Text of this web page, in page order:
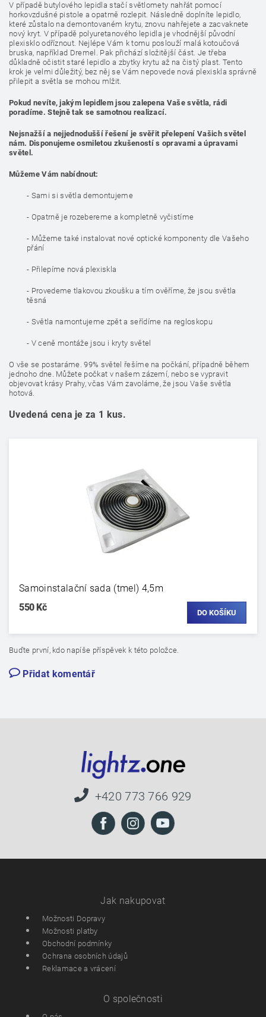
V případě butylového lepidla stačí světlomety nahřát pomocí
horkovzdušné pistole a opatrně rozlepit. Následně doplníte lepidlo,
které zůstalo na demontovaném krytu, znovu nahřejete a zacvaknete
nový kryt. V případě polyuretanového lepidla je vhodnější původní
plexisklo odříznout. Nejlépe Vám k tomu poslouží malá kotoučová
bruska, například Dremel. Pak přichází složitější část. Je třeba
důkladně očistit staré lepidlo a zbytky krytu až na čistý plast. Tento
krok je velmi důležitý, bez něj se Vám nepovede nová plexiskla správně
přilepit a světla se mohou mlžit.
Pokud nevíte, jakým lepidlem jsou zalepena Vaše světla, rádi
poradíme. Stejně tak se samotnou realizací.
Nejsnažší a nejjednodušší řešení je svěřit přelepení Vašich světel
nám. Disponujeme osmiletou zkušeností s opravami a úpravami
světel.
Můžeme Vám nabídnout:
- Sami si světla demontujeme
- Opatrně je rozebereme a kompletně vyčistíme
- Můžeme také instalovat nové optické komponenty dle Vašeho
přání
- Přilepíme nová plexiskla
- Provedeme tlakovou zkoušku a tím ověříme, že jsou světla
těsná
- Světla namontujeme zpět a seřídíme na regloskopu
- V ceně montáže jsou i kryty světel
O vše se postaráme. 99% světel řešíme na počkání, případně během
jednoho dne. Můžete počkat v našem zázemí, nebo se vypravit
objevovat krásy Prahy, včas Vám zavoláme, že jsou Vaše světla
hotová.
Uvedená cena je za 1 kus.
Samoinstalační sada (tmel) 4,5m
550 Kč
Buďte první, kdo napíše příspěvek k této položce.
Přidat komentář
+420 773 766 929
Jak nakupovat
Možnosti Dopravy
Možnosti platby
Obchodní podmínky
Ochrana osobních údajů
Reklamace a vrácení
O společnosti